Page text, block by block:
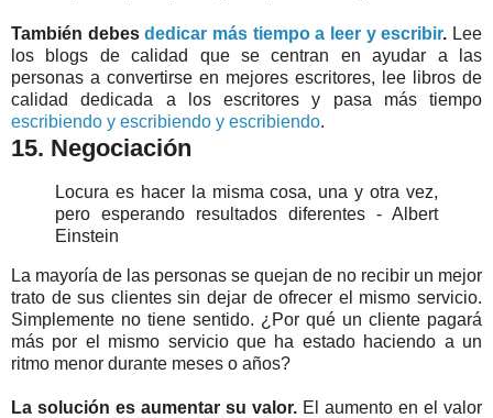
También debesdedicar más tiempo a leer y escribir. Lee
los blogs de calidad que se centran en ayudar a las
personas a convertirse en mejores escritores, lee libros de
calidad dedicada a los escritores y pasa más tiempo
escribiendo y escribiendo y escribiendo.
15. Negociación
Locura es hacer la misma cosa, una y otra vez,
pero esperando resultados diferentes - Albert
Einstein
La mayoría de las personas se quejan de no recibir un mejor
trato de sus clientes sin dejar de ofrecer el mismo servicio.
Simplemente no tiene sentido. ¿Por qué un cliente pagará
más por el mismo servicio que ha estado haciendo a un
ritmo menor durante meses o años?
La solución es aumentar su valor. El aumento en el valor